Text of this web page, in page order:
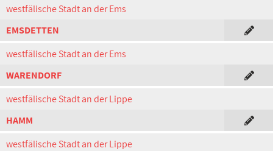
westfälische Stadt an der Ems
EMSDETTEN
westfälische Stadt an der Ems
WARENDORF
westfälische Stadt an der Lippe
HAMM
westfälische Stadt an der Lippe